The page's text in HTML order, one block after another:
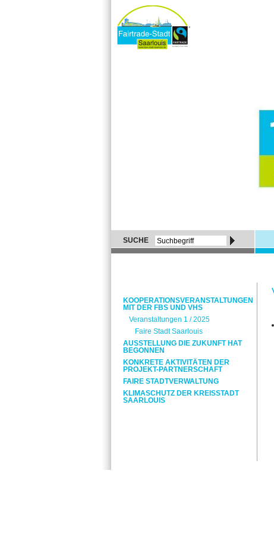
SUCHE
KOOPERATIONSVERANSTALTUNGEN
MIT DER FBS UND VHS
Veranstaltungen 1 / 2025
Faire Stadt Saarlouis
AUSSTELLUNG DIE ZUKUNFT HAT
BEGONNEN
KONKRETE AKTIVITÄTEN DER
PROJEKT-PARTNERSCHAFT
FAIRE STADTVERWALTUNG
KLIMASCHUTZ DER KREISSTADT
SAARLOUIS